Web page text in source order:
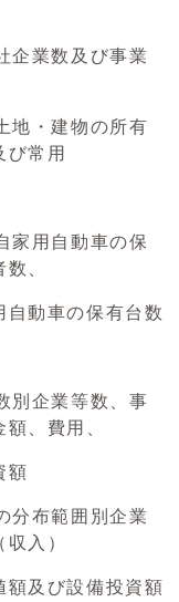
業数及び事業
・建物の所有
び常用
用自動車の保
、
車の保有台数
企業等数、事
、費用、
布範囲別企業
入）
び設備投資額